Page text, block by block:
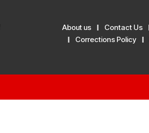
About us Contact Us
Corrections Policy